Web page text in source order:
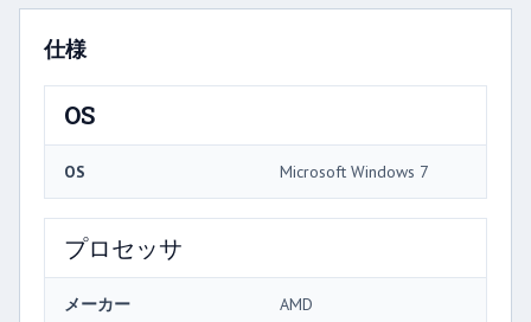
仕様
OS
OS Microsoft Windows 7
プロセッサ
メーカー AMD